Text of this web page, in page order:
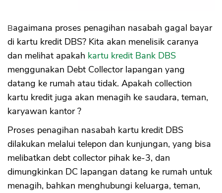
Bagaimana proses penagihan nasabah gagal bayar
di kartu kredit DBS? Kita akan menelisik caranya
dan melihat apakah kartu kredit Bank DBS
menggunakan Debt Collector lapangan yang
datang ke rumah atau tidak. Apakah collection
kartu kredit juga akan menagih ke saudara, teman,
karyawan kantor ?
Proses penagihan nasabah kartu kredit DBS
dilakukan melalui telepon dan kunjungan, yang bisa
melibatkan debt collector pihak ke-3, dan
dimungkinkan DC lapangan datang ke rumah untuk
menagih, bahkan menghubungi keluarga, teman,